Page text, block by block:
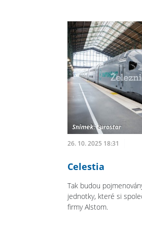
26. 10. 2025 18:31
Celestia
Tak budou
jednotky, které si
firmy Alstom.